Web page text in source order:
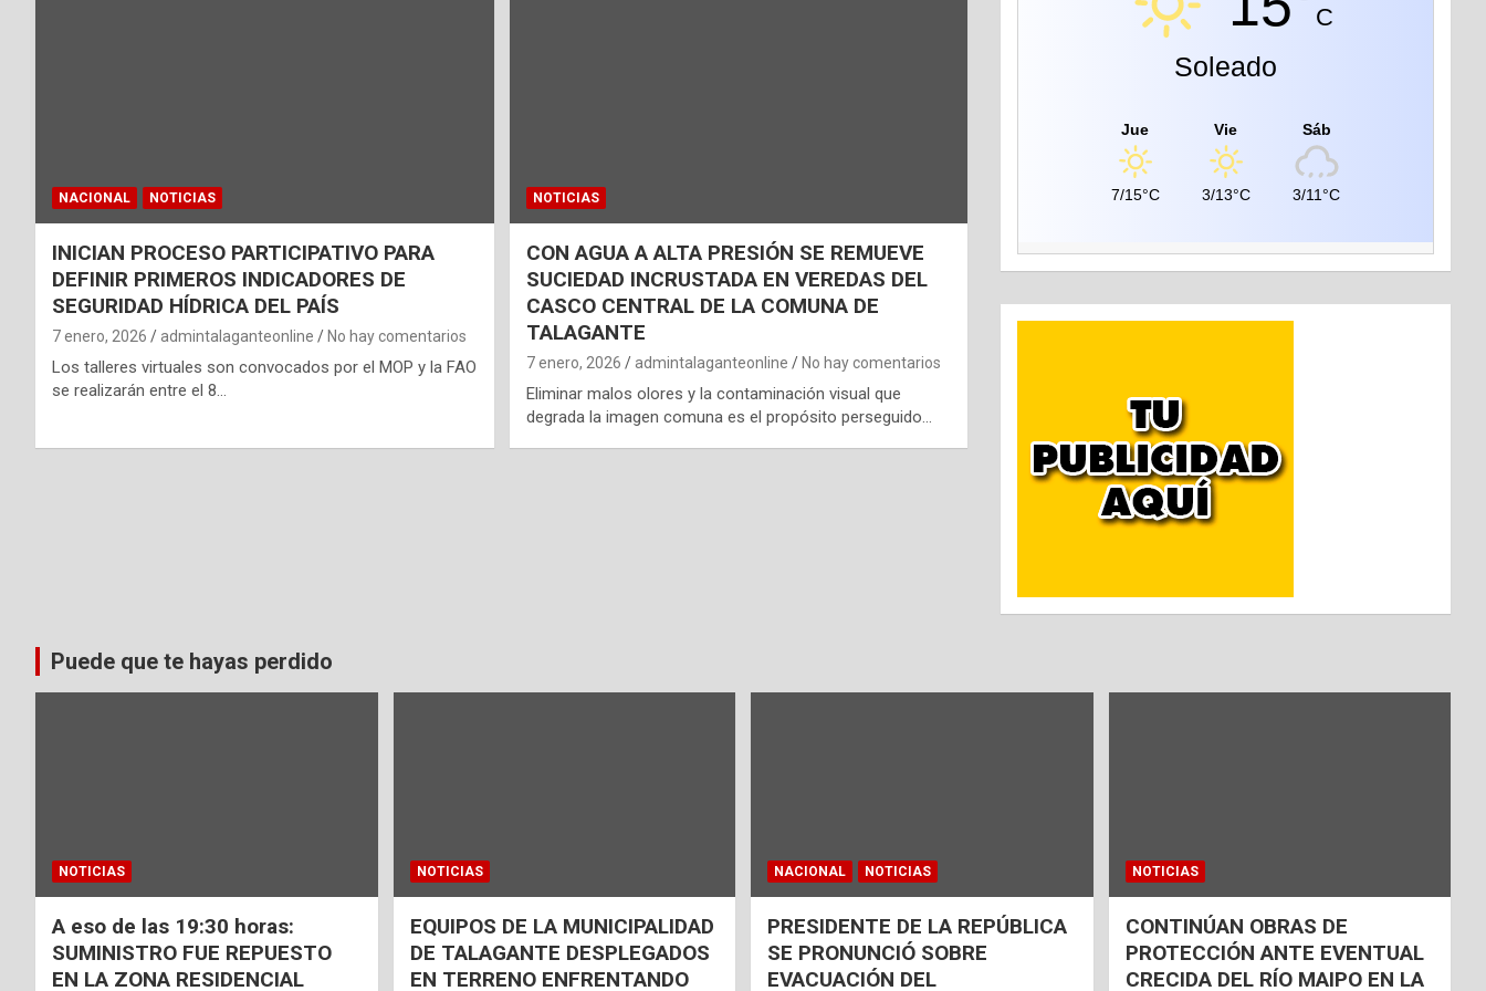
NACIONAL NOTICIAS
INICIAN PROCESO PARTICIPATIVO PARA
DEFINIR PRIMEROS INDICADORES DE
SEGURIDAD HÍDRICA DEL PAÍS
7 enero, 2026 admintalaganteonline No hay comentarios
Los talleres virtuales son convocados por el MOP y la FAO
se realizarán entre el 8…
NOTICIAS
CON AGUA A ALTA PRESIÓN SE REMUEVE
SUCIEDAD INCRUSTADA EN VEREDAS DEL
CASCO CENTRAL DE LA COMUNA DE
TALAGANTE
7 enero, 2026 admintalaganteonline No hay comentarios
Eliminar malos olores y la contaminación visual que
degrada la imagen comuna es el propósito perseguido…
C
Soleado
Jue
7/15°C
Vie
3/13°C
Sáb
3/11°C
Puede que te hayas perdido
NOTICIAS
A eso de las 19:30 horas:
SUMINISTRO FUE REPUESTO
EN LA ZONA RESIDENCIAL
NOTICIAS
EQUIPOS DE LA MUNICIPALIDAD
DE TALAGANTE DESPLEGADOS
EN TERRENO ENFRENTANDO
NACIONAL NOTICIAS
PRESIDENTE DE LA REPÚBLICA
SE PRONUNCIÓ SOBRE
EVACUACIÓN DEL
NOTICIAS
CONTINÚAN OBRAS DE
PROTECCIÓN ANTE EVENTUAL
CRECIDA DEL RÍO MAIPO EN LA